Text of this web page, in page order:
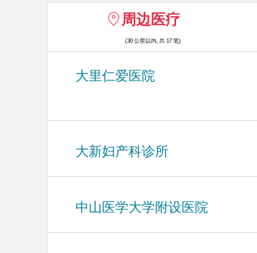
周边医疗
(30 公里以内, 共 17 笔)
大里仁爱医院
大新妇产科诊所
中山医学大学附设医院